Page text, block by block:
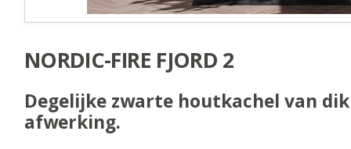
NORDIC-FIRE FJORD 2
Degelijke zwarte houtkachel van
afwerking.